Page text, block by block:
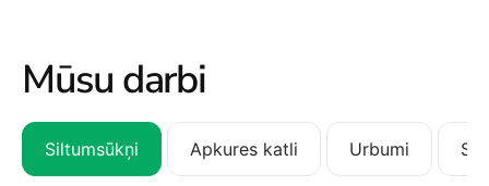
Mūsu darbi
Siltumsūkņi Apkures katli Urbumi